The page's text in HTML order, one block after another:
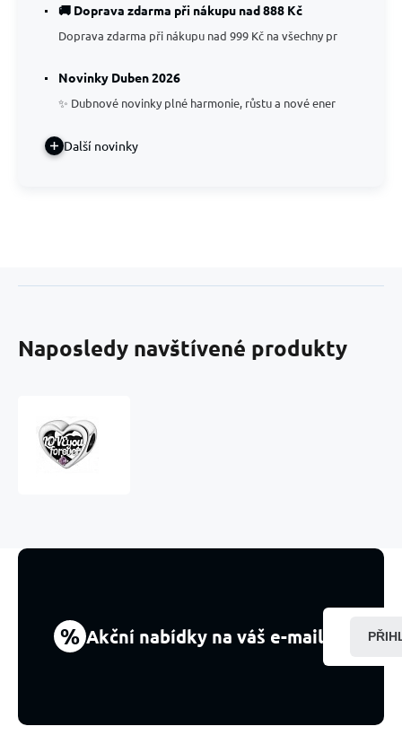
🚚 Doprava zdarma při nákupu nad 888 Kč
Doprava zdarma při nákupu nad 999 Kč na všechny pr
Novinky Duben 2026
✨ Dubnové novinky plné harmonie, růstu a nové ener
Další novinky
Naposledy navštívené produkty
forever
korálek
na
% Akční nabídky na váš e-mail